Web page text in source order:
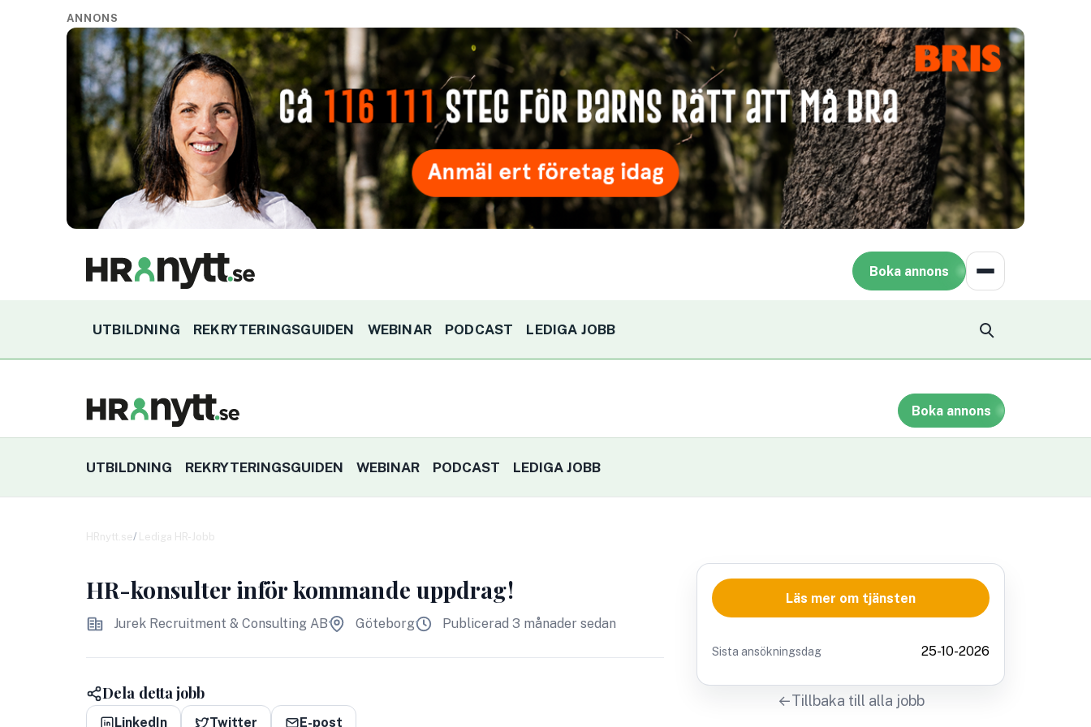
ANNONS
Boka annons
UTBILDNING REKRYTERINGSGUIDEN WEBINAR PODCAST LEDIGA JOBB
Boka annons
UTBILDNING REKRYTERINGSGUIDEN WEBINAR PODCAST LEDIGA JOBB
HRnytt.se Lediga HR-Jobb
HR-konsulter inför kommande uppdrag!
Jurek Recruitment & Consulting AB Göteborg Publicerad 3 månader sedan
Dela detta jobb
LinkedIn Twitter E-post
Läs mer om tjänsten
Sista ansökningsdag 25-10-2026
Tillbaka till alla jobb